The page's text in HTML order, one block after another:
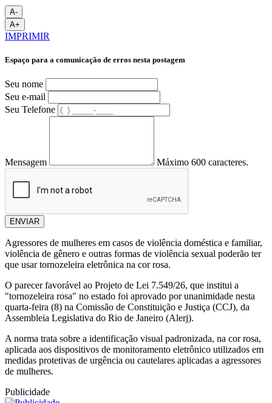
A-
A+
IMPRIMIR
Espaço para a comunicação de erros nesta postagem
Seu nome
Seu e-mail
Seu Telefone
Mensagem Máximo 600 caracteres.
ENVIAR
Agressores de mulheres em casos de violência doméstica e familiar,
violência de gênero e outras formas de violência sexual poderão ter
que usar tornozeleira eletrônica na cor rosa.
O parecer favorável ao Projeto de Lei 7.549/26, que institui a
"tornozeleira rosa" no estado foi aprovado por unanimidade nesta
quarta-feira (8) na Comissão de Constituição e Justiça (CCJ), da
Assembleia Legislativa do Rio de Janeiro (Alerj).
A norma trata sobre a identificação visual padronizada, na cor rosa,
aplicada aos dispositivos de monitoramento eletrônico utilizados em
medidas protetivas de urgência ou cautelares aplicadas a agressores
de mulheres.
Publicidade